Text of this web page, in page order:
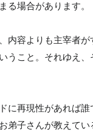
る場合があります。
内容よりも主宰者
うこと。それゆえ
に再現性があれば
弟子さんが教えて